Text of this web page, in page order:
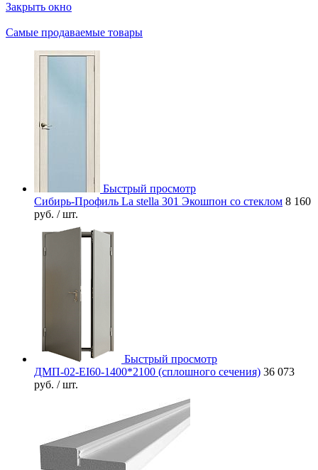
Закрыть окно
Самые продаваемые товары
Быстрый просмотр
Сибирь-Профиль La stella 301 Экошпон со стеклом 8 160
руб. / шт.
Быстрый просмотр
ДМП-02-EI60-1400*2100 (сплошного сечения) 36 073
руб. / шт.